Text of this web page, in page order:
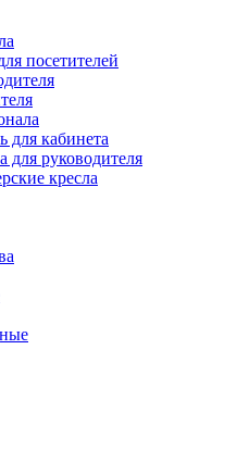
посетителей
для кабинета
для руководителя
кресла